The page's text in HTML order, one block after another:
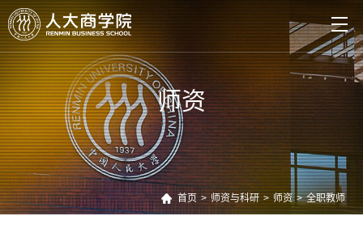
师资
首页 > 师资与科研 > 师资 > 全职教师